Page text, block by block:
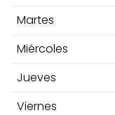
Martes
Miércoles
Jueves
Viernes